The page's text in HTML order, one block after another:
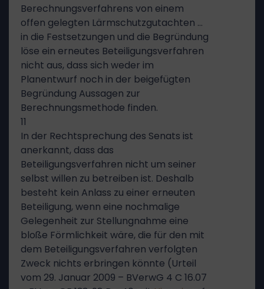
Berechnungsverfahrens von einem
offen gelegten Lärmschutzgutachten …
in die Festsetzungen und die Begründung
löse ein erneutes Beteiligungsverfahren
nicht aus, dass sich weder im
Planentwurf noch in der beigefügten
Begründung Aussagen zur
Berechnungsmethode finden.
11
In der Rechtsprechung des Senats ist
anerkannt, dass das
Beteiligungsverfahren nicht um seiner
selbst willen zu betreiben ist. Deshalb
besteht kein Anlass zu einer erneuten
Beteiligung, wenn eine nochmalige
Gelegenheit zur Stellungnahme eine
bloße Förmlichkeit wäre, die für den mit
dem Beteiligungsverfahren verfolgten
Zweck nichts erbringen könnte (Urteil
vom 29. Januar 2009 – BVerwG 4 C 16.07